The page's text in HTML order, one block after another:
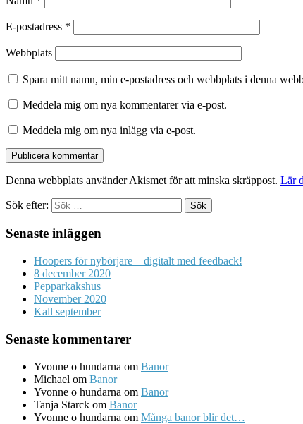
E-postadress *
Webbplats
Spara mitt namn, min e-postadress och webbplats i denna
Meddela mig om nya kommentarer via e-post.
Meddela mig om nya inlägg via e-post.
Denna webbplats använder Akismet för att minska skräppost. Lär
Sök efter:
Senaste inläggen
Hoopers för nybörjare – digitalt med feedback!
8 december 2020
Pepparkakshus
November 2020
Kall september
Senaste kommentarer
Yvonne o hundarna om Banor
Michael om Banor
Yvonne o hundarna om Banor
Tanja Starck om Banor
Yvonne o hundarna om Många banor blir det…